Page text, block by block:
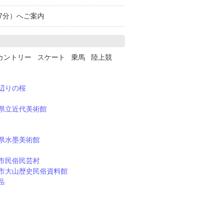
）へご案内
トリー スケート 乗馬 陸上競
りの桜
立近代美術館
水墨美術館
民俗民芸村
大山歴史民俗資料館